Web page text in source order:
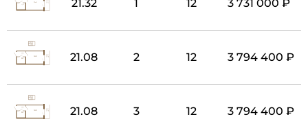
21.32 1 12 3 731 000 ₽
21.08 2 12 3 794 400 ₽
21.08 3 12 3 794 400 ₽